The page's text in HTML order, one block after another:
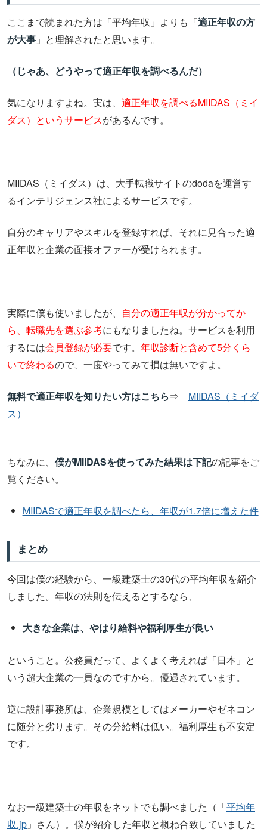
ここまで読まれた方は「平均年収」よりも「適正年収の方
が大事 」と理解されたと思います。
（じゃあ、どうやって適正年収を調べるんだ）
気になりますよね。実は、 適正年収を調べるMIIDAS（ミイ
ダス）というサービスがあるんです。
MIIDAS（ミイダス）は、大手転職サイトのdodaを運営す
るインテリジェンス社によるサービスです。
自分のキャリアやスキルを登録すれば、それに見合った適
正年収と企業の面接オファーが受けられます。
実際に僕も使いましたが、 自分の適正年収が分かってか
ら、転職先を選ぶ参考にもなりましたね。サービスを利用
するには会員登録が必要です。 年収診断と含めて5分くら
いで終わるので、一度やってみて損は無いですよ。
無料で適正年収を知りたい方はこちら⇒ MIIDAS（ミイダ
ス）
ちなみに、 僕がMIIDASを使ってみた結果は下記の記事をご
覧ください。
MIIDASで適正年収を調べたら、年収が1.7倍に増えた件
まとめ
今回は僕の経験から、一級建築士の30代の平均年収を紹介
しました。年収の法則を伝えるとするなら、
大きな企業は、やはり給料や福利厚生が良い
ということ。公務員だって、よくよく考えれば「日本」と
いう超大企業の一員なのですから。優遇されています。
逆に設計事務所は、企業規模としてはメーカーやゼネコン
に随分と劣ります。その分給料は低い。福利厚生も不安定
です。
なお一級建築士の年収をネットでも調べました（「平均年
収.jp 」さん）。僕が紹介した年収と概ね合致していました